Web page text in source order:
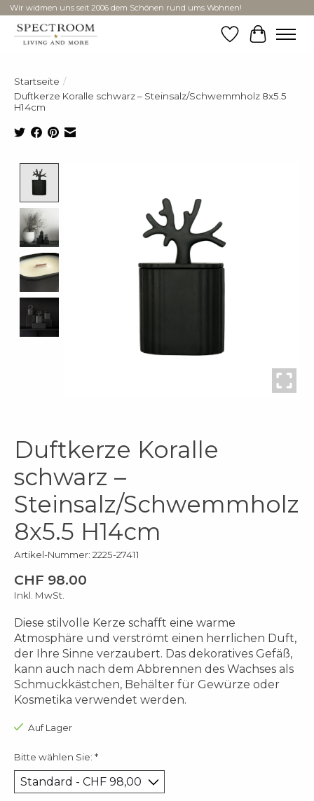
Wir widmen uns seit 2006 dem Schönen rund ums Wohnen!
Wunschzettel
Ihr
Startseite /
Duftkerze Koralle schwarz – Steinsalz/Schwemmholz 8x5.5
H14cm
Duftkerze Koralle
schwarz –
Steinsalz/Schwemmholz
8x5.5 H14cm
Artikel-Nummer: 2225-27411
CHF 98.00
Inkl. MwSt.
Diese stilvolle Kerze schafft eine warme
Atmosphäre und verströmt einen herrlichen Duft,
der Ihre Sinne verzaubert. Das dekoratives Gefäß,
kann auch nach dem Abbrennen des Wachses als
Schmuckkästchen, Behälter für Gewürze oder
Kosmetika verwendet werden.
Auf Lager
Bitte wählen Sie: *